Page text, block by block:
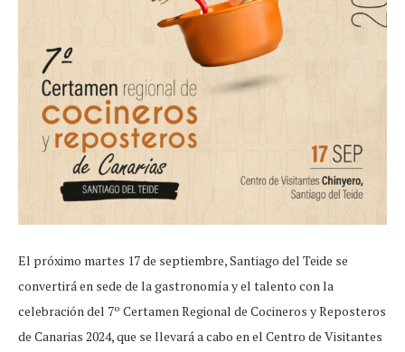
El próximo martes 17 de septiembre, Santiago del Teide se
convertirá en sede de la gastronomía y el talento con la
celebración del 7º Certamen Regional de Cocineros y Reposteros
de Canarias 2024, que se llevará a cabo en el Centro de Visitantes